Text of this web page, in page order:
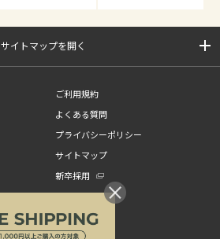
サイトマップを開く
ご利用規約
よくある質問
プライバシーポリシー
サイトマップ
新卒採用